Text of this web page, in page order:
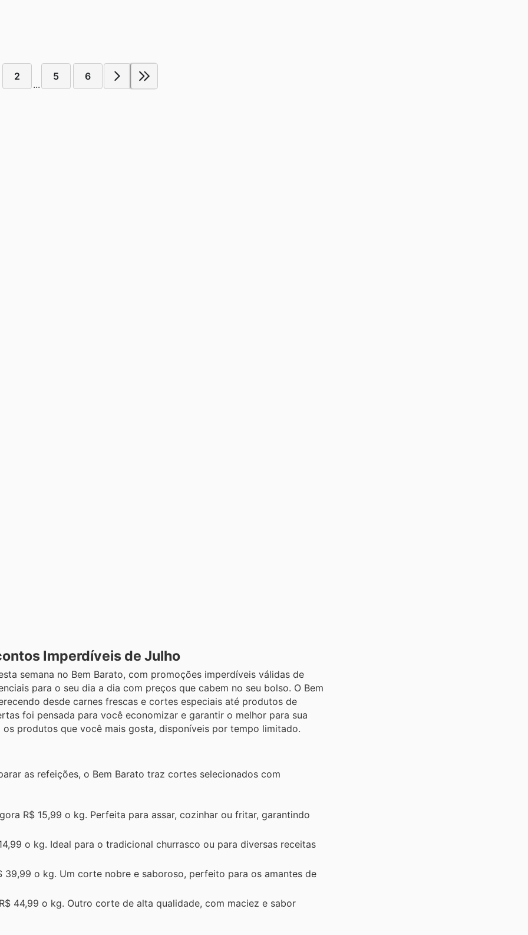
2
...
5 6
Imperdíveis de Julho
semana no Bem Barato, com promoções imperdíveis válidas de
para o seu dia a dia com preços que cabem no seu bolso. O Bem
desde carnes frescas e cortes especiais até produtos de
foi pensada para você economizar e garantir o melhor para sua
produtos que você mais gosta, disponíveis por tempo limitado.
as refeições, o Bem Barato traz cortes selecionados com
R$ 15,99 o kg. Perfeita para assar, cozinhar ou fritar, garantindo
o kg. Ideal para o tradicional churrasco ou para diversas receitas
39,99 o kg. Um corte nobre e saboroso, perfeito para os amantes de
44,99 o kg. Outro corte de alta qualidade, com maciez e sabor